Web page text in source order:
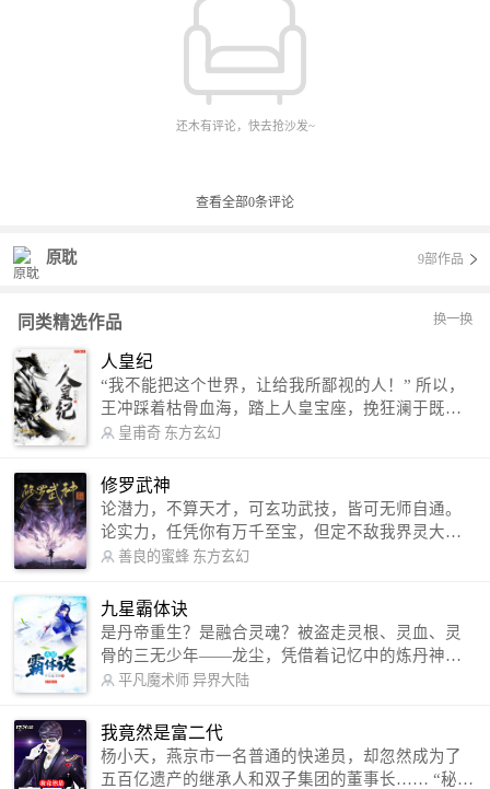
还木有评论，快去抢沙发~
查看全部0条评论
原耽 9部作品
同类精选作品 换一换
人皇纪
“我不能把这个世界，让给我所鄙视的人！” 所以，
王冲踩着枯骨血海，踏上人皇宝座，挽狂澜于既
倒，扶大厦之将倾，成就了一段无上的传说！ 微信
微博：皇甫奇（地址：http://weibo.com/u/25284575
87） QQ交流群：320238210【普通群】 574501330
【VIP订阅群】 欢迎大家关注。
皇甫奇 东方玄幻
修罗武神
论潜力，不算天才，可玄功武技，皆可无师自通。
论实力，任凭你有万千至宝，但定不敌我界灵大
军。 我是谁？天下众生视我为修罗，却不知，我以
信公众号：善良的蜜蜂后援会）
善良的蜜蜂 东方玄幻
九星霸体诀
是丹帝重生？是融合灵魂？被盗走灵根、灵血、灵
骨的三无少年——龙尘，凭借着记忆中的炼丹神
术，修行神秘功法九星霸体诀，拨开重重迷雾，解
勾搭各色美女，镇压恶鬼邪神。 江湖传闻：龙
尘一到，地吼天啸。龙尘一出，鬼泣神哭。 本
故事纯属虚构，如有雷同，那就是真事儿，想要对
平凡魔术师 异界大陆
我竟然是富二代
杨小天，燕京市一名普通的快递员，却忽然成为了
五百亿遗产的继承人和双子集团的董事长…… “秘